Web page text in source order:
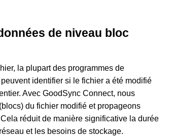
de niveau bloc
la plupart des programmes de
identifier si le fichier a été modifié
Avec GoodSync Connect, nous
du fichier modifié et propageons
réduit de manière significative la durée
et les besoins de stockage.